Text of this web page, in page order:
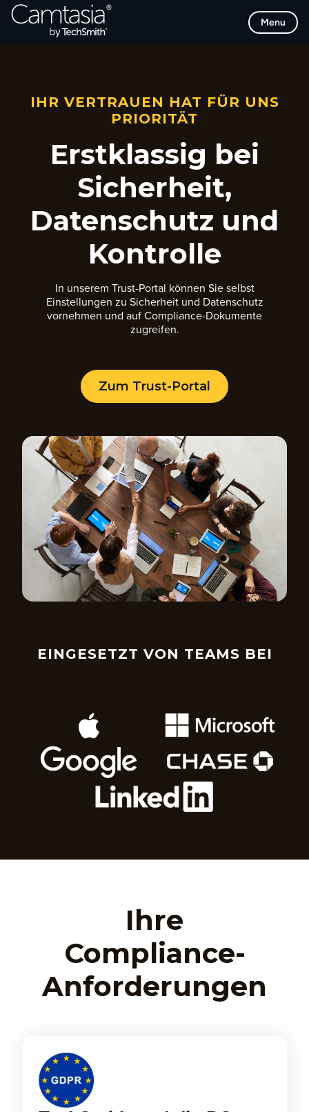
Direkt
zum
Menu
IHR VERTRAUEN HAT FÜR UNS
PRIORITÄT
Erstklassig bei
Sicherheit,
Datenschutz und
Kontrolle
In unserem Trust-Portal können Sie selbst
Einstellungen zu Sicherheit und Datenschutz
vornehmen und auf Compliance-Dokumente
zugreifen.
Zum Trust-Portal
EINGESETZT VON TEAMS BEI
Ihre
Compliance-
Anforderungen